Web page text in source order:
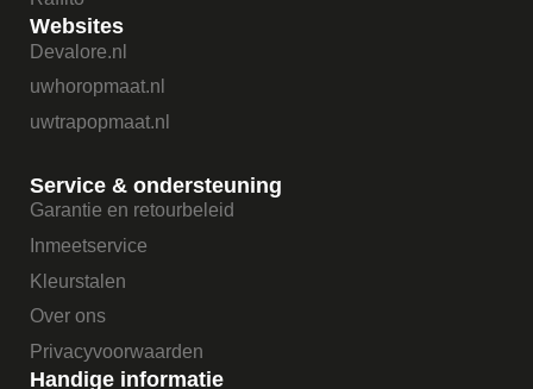
Websites
Devalore.nl
uwhoropmaat.nl
uwtrapopmaat.nl
Service & ondersteuning
Garantie en retourbeleid
Inmeetservice
Kleurstalen
Over ons
Privacyvoorwaarden
Handige informatie